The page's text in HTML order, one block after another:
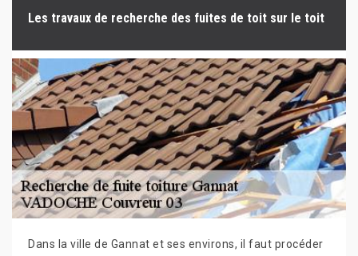
Les travaux de recherche des fuites de toit sur le toit
Dans la ville de Gannat et ses environs, il faut procéder